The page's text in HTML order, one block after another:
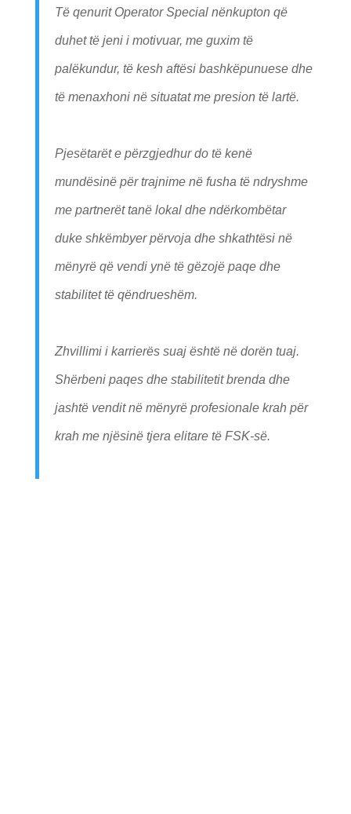
Të qenurit Operator Special nënkupton që
duhet të jeni i motivuar, me guxim të
palëkundur, të kesh aftësi bashkëpunuese dhe
të menaxhoni në situatat me presion të lartë.
Pjesëtarët e përzgjedhur do të kenë
mundësinë për trajnime në fusha të ndryshme
me partnerët tanë lokal dhe ndërkombëtar
duke shkëmbyer përvoja dhe shkathtësi në
mënyrë që vendi ynë të gëzojë paqe dhe
stabilitet të qëndrueshëm.
Zhvillimi i karrierës suaj është në dorën tuaj.
Shërbeni paqes dhe stabilitetit brenda dhe
jashtë vendit në mënyrë profesionale krah për
krah me njësinë tjera elitare të FSK-së.